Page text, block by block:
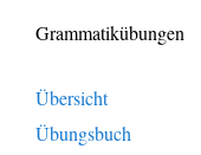
Grammatikübungen
Übersicht
Übungsbuch